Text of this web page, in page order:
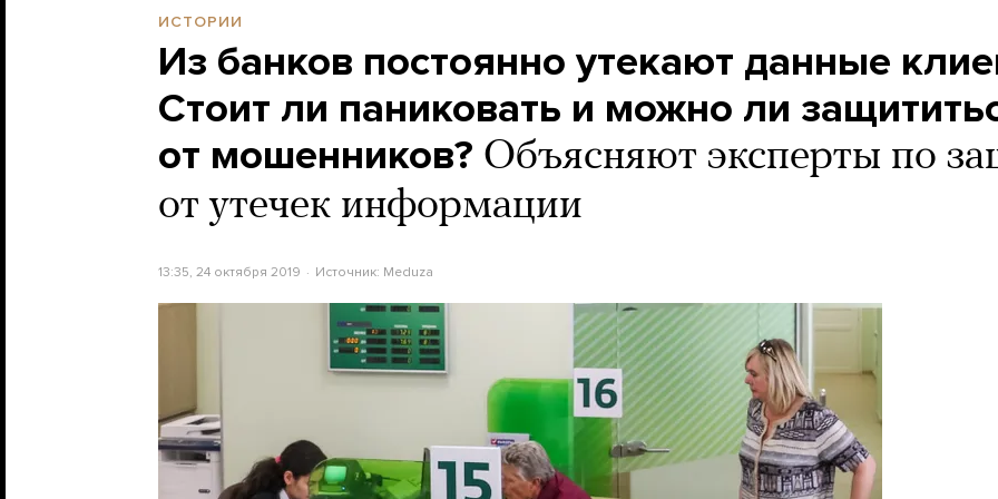
ИСТОРИИ
Из банков постоянно утекают данные
Стоит ли паниковать и можно ли
от мошенников? Объясняют эксперты по
от утечек информации
13:35, 24 октября 2019 Источник: Meduza